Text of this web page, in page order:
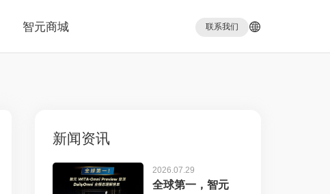
智元商城 联系我们
新闻资讯
2026.07.29
全球第一，智元